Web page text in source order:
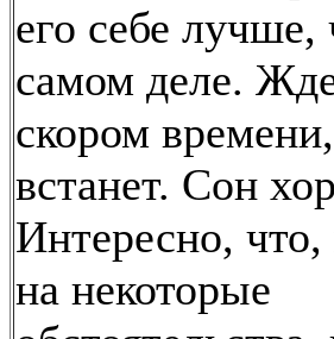
его себе лучше,
самом деле.
скором
встанет. Сон
Интересно,
на некоторые